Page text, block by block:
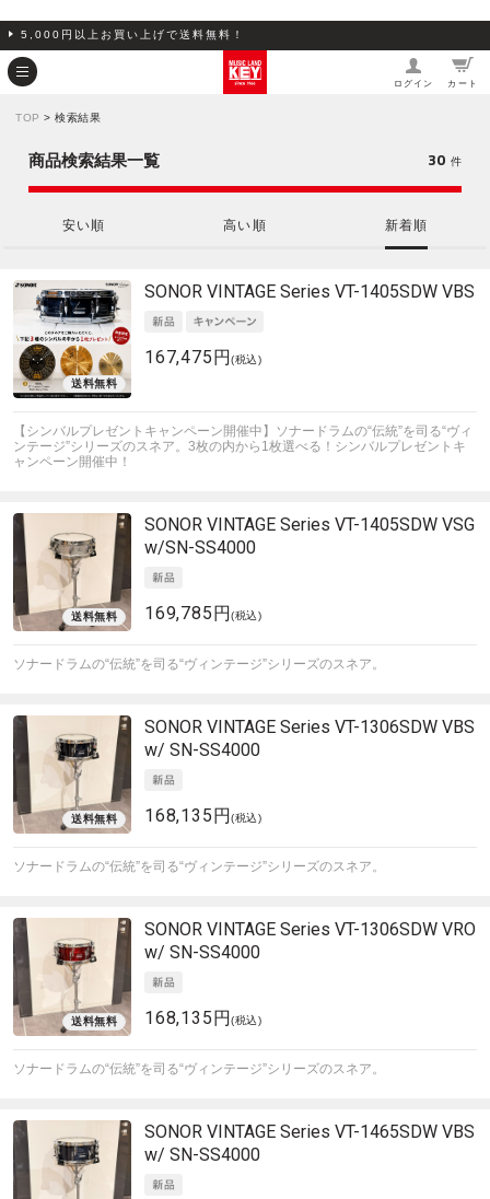
5,000円以上お買い上げで送料無料！
ログイン カート
TOP > 検索結果
安い順 高い順 新着順
商品検索結果一覧 30 件
SONOR VINTAGE Series VT-1405SDW VBS
167,475円(税込)
【シンバルプレゼントキャンペーン開催中】ソナードラムの“伝統”を司る“ヴィ
ンテージ”シリーズのスネア。3枚の内から1枚選べる！シンバルプレゼントキ
ャンペーン開催中！
SONOR VINTAGE Series VT-1405SDW VSG
w/SN-SS4000
169,785円(税込)
ソナードラムの“伝統”を司る“ヴィンテージ”シリーズのスネア。
SONOR VINTAGE Series VT-1306SDW VBS
w/ SN-SS4000
168,135円(税込)
ソナードラムの“伝統”を司る“ヴィンテージ”シリーズのスネア。
SONOR VINTAGE Series VT-1306SDW VRO
w/ SN-SS4000
168,135円(税込)
ソナードラムの“伝統”を司る“ヴィンテージ”シリーズのスネア。
SONOR VINTAGE Series VT-1465SDW VBS
w/ SN-SS4000